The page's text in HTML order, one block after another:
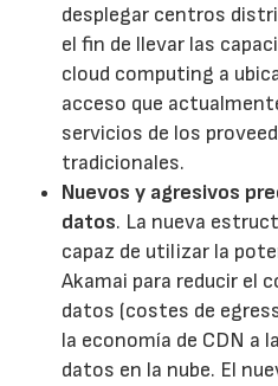
desplegar centros
el fin de llevar las
cloud computing a
acceso que
servicios de los
tradicionales.
Nuevos y agresivos
datos. La nueva
capaz de utilizar la
Akamai para reducir el
datos (costes de
la economía de CDN a
datos en la nube. El